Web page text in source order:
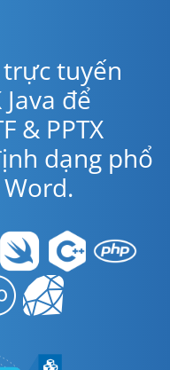
tuyến
để
& PPTX
dạng phổ
Word.